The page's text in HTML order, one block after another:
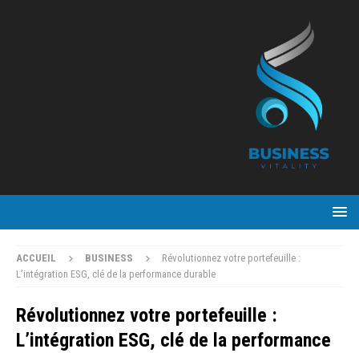
ACCUEIL BUSINESS
Révolutionnez votre portefeuille :
L’intégration ESG, clé de la performance durable
Révolutionnez votre portefeuille :
L’intégration ESG, clé de la performance